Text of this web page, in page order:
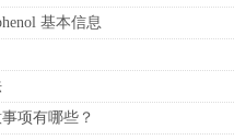
基本信息
项有哪些？